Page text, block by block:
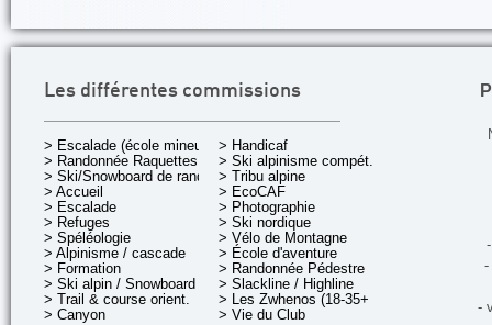
Les différentes commissions
> Escalade (école mineurs)
> Randonnée Raquettes
> Ski/Snowboard de rando.
> Accueil
> Escalade
> Refuges
> Spéléologie
> Alpinisme / cascade
> Formation
> Ski alpin / Snowboard
> Trail & course orient.
> Canyon
> Handicaf
> Ski alpinisme compét.
> Tribu alpine
> EcoCAF
> Photographie
> Ski nordique
> Vélo de Montagne
> École d'aventure
> Randonnée Pédestre
> Slackline / Highline
> Les Zwhenos (18-35+ ans)
> Vie du Club
-
-